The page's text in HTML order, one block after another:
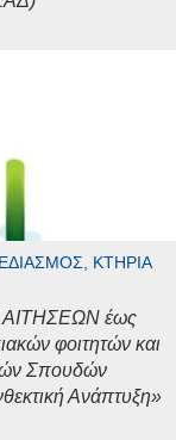
ΚΤΉΡΙΑ
έως
φοιτητών και
Σπουδών
Ανάπτυξη»